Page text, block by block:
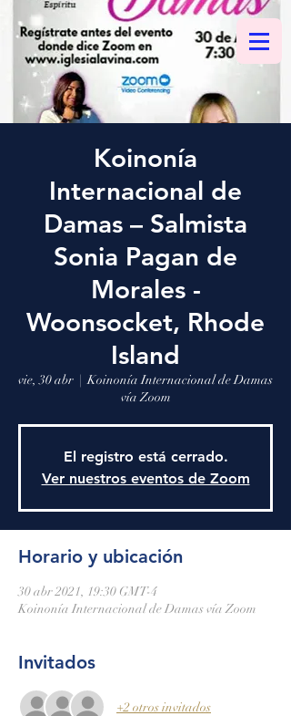
Koinonía
Internacional de
Damas – Salmista
Sonia Pagan de
Morales -
Woonsocket, Rhode
Island
vie, 30 abr
  |
Koinonía Internacional de Damas
vía Zoom
El registro está cerrado.
Ver nuestros eventos de Zoom
Horario y ubicación
30 abr 2021, 19:30 GMT-4
Koinonía Internacional de Damas vía Zoom
Invitados
+2 otros invitados